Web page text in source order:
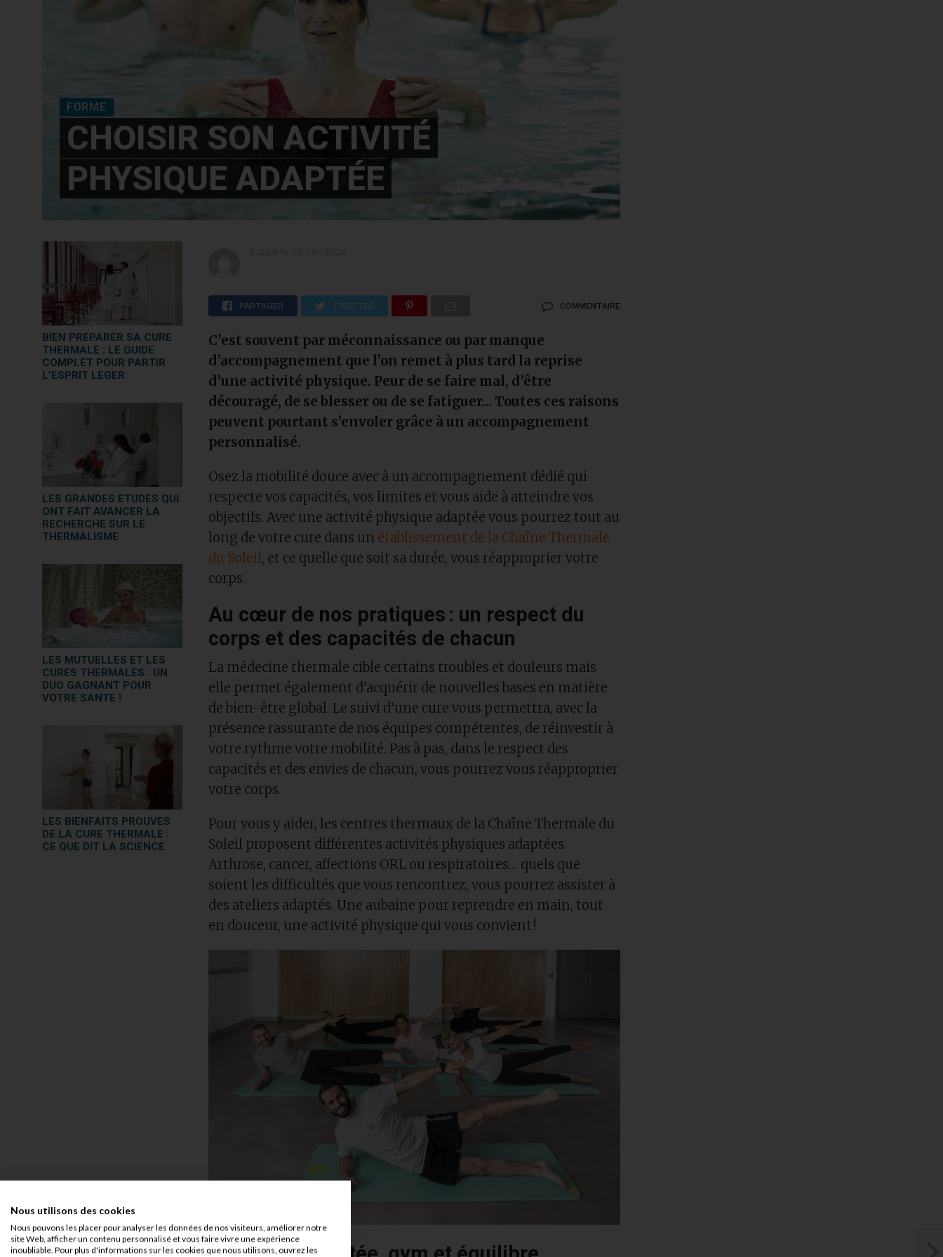
FORME
CHOISIR SON ACTIVITÉ
PHYSIQUE ADAPTÉE
BIEN PREPARER SA CURE
THERMALE : LE GUIDE
COMPLET POUR PARTIR
L’ESPRIT LEGER
LES GRANDES ETUDES QUI
ONT FAIT AVANCER LA
RECHERCHE SUR LE
THERMALISME
LES MUTUELLES ET LES
CURES THERMALES : UN
DUO GAGNANT POUR
VOTRE SANTE !
LES BIENFAITS PROUVES
DE LA CURE THERMALE :
CE QUE DIT LA SCIENCE
PARTAGER TWEETER COMMENTAIRE
C’est souvent par méconnaissance ou par manque
d’accompagnement que l’on remet à plus tard la reprise
d’une activité physique. Peur de se faire mal, d’être
découragé, de se blesser ou de se fatiguer… Toutes ces raisons
peuvent pourtant s’envoler grâce à un accompagnement
personnalisé.
Osez la mobilité douce avec à un accompagnement dédié qui
respecte vos capacités, vos limites et vous aide à atteindre vos
objectifs. Avec une activité physique adaptée vous pourrez tout au
long de votre cure dans un établissement de la Chaîne Thermale
du Soleil, et ce quelle que soit sa durée, vous réapproprier votre
corps.
Au cœur de nos pratiques : un respect du
corps et des capacités de chacun
La médecine thermale cible certains troubles et douleurs mais
elle permet également d’acquérir de nouvelles bases en matière
de bien-être global. Le suivi d’une cure vous permettra, avec la
présence rassurante de nos équipes compétentes, de réinvestir à
votre rythme votre mobilité. Pas à pas, dans le respect des
capacités et des envies de chacun, vous pourrez vous réapproprier
votre corps.
Pour vous y aider, les centres thermaux de la Chaîne Thermale du
Soleil proposent différentes activités physiques adaptées.
Arthrose, cancer, affections ORL ou respiratoires… quels que
soient les difficultés que vous rencontrez, vous pourrez assister à
des ateliers adaptés. Une aubaine pour reprendre en main, tout
en douceur, une activité physique qui vous convient !
Nous utilisons des cookies
Nous pouvons les placer pour analyser les données de nos visiteurs, améliorer notre
site Web, afficher un contenu personnalisé et vous faire vivre une expérience
inoubliable. Pour plus d'informations sur les cookies que nous utilisons, ouvrez les